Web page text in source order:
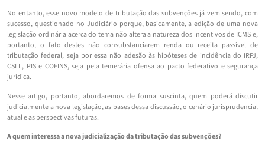
No entanto, esse novo modelo de tributação das subvenções já vem sendo, com
sucesso, questionado no Judiciário porque, basicamente, a edição de uma nova
legislação ordinária acerca do tema não altera a natureza dos incentivos de ICMS e,
portanto, o fato destes não consubstanciarem renda ou receita passível de
tributação federal, seja por essa não adesão às hipóteses de incidência do IRPJ,
CSLL, PIS e COFINS, seja pela temerária ofensa ao pacto federativo e segurança
jurídica.
Nesse artigo, portanto, abordaremos de forma suscinta, quem poderá discutir
judicialmente a nova legislação, as bases dessa discussão, o cenário jurisprudencial
atual e as perspectivas futuras.
A quem interessa a nova judicialização da tributação das subvenções?